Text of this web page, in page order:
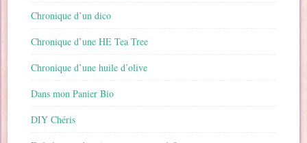
Chronique d’un dico
Chronique d’une HE Tea Tree
Chronique d’une huile d’olive
Dans mon Panier Bio
DIY Chéris